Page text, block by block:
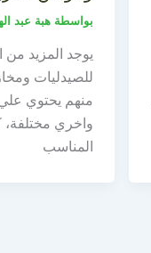
بواسطة هبة عبد
يوجد المزيد من
للصيدليات
منهم يحتوي
واخري مختلفة،
المناسب